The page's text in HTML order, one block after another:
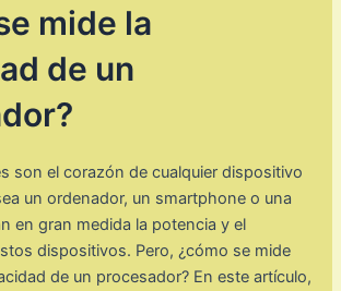
mide la
de un
son el corazón de cualquier dispositivo
un ordenador, un smartphone o una
en gran medida la potencia y el
dispositivos. Pero, ¿cómo se mide
de un procesador? En este artículo,